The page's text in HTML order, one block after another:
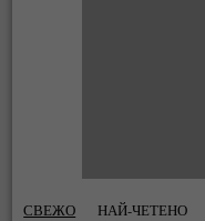
СВЕЖО НАЙ-ЧЕТЕНО